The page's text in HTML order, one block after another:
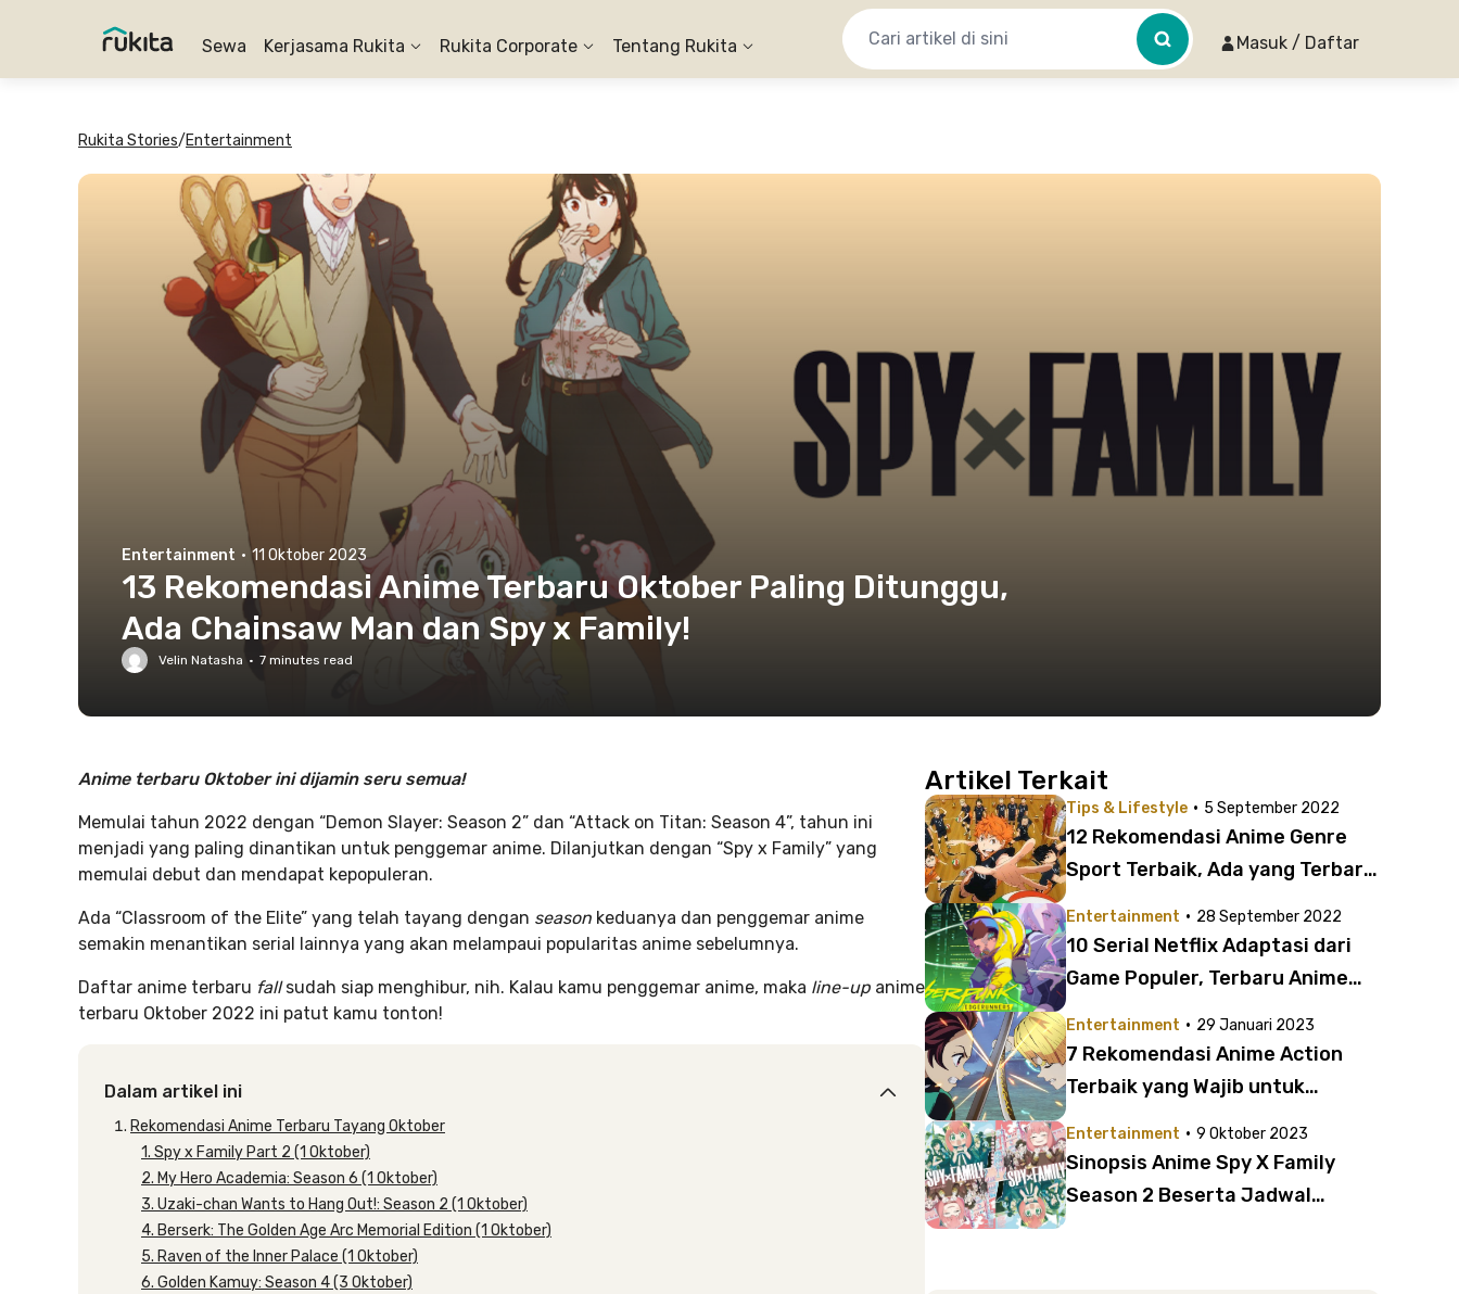
Sewa Kerjasama Rukita Rukita Corporate Tentang Rukita Masuk / Daftar
Rukita Stories/Entertainment
Entertainment · 11 Oktober 2023
13 Rekomendasi Anime Terbaru Oktober Paling Ditunggu,
Ada Chainsaw Man dan Spy x Family!
Velin Natasha · 7 minutes read
Anime terbaru Oktober ini dijamin seru semua!
Memulai tahun 2022 dengan “Demon Slayer: Season 2” dan “Attack on Titan: Season 4”, tahun ini
menjadi yang paling dinantikan untuk penggemar anime. Dilanjutkan dengan “Spy x Family” yang
memulai debut dan mendapat kepopuleran.
Ada “Classroom of the Elite” yang telah tayang dengan season keduanya dan penggemar anime
semakin menantikan serial lainnya yang akan melampaui popularitas anime sebelumnya.
Daftar anime terbaru fallsudah siap menghibur, nih. Kalau kamu penggemar anime, maka line-up anime
terbaru Oktober 2022 ini patut kamu tonton!
Dalam artikel ini
Rekomendasi Anime Terbaru Tayang Oktober
1. Spy x Family Part 2 (1 Oktober)
2. My Hero Academia: Season 6 (1 Oktober)
3. Uzaki-chan Wants to Hang Out!: Season 2 (1 Oktober)
4. Berserk: The Golden Age Arc Memorial Edition (1 Oktober)
5. Raven of the Inner Palace (1 Oktober)
6. Golden Kamuy: Season 4 (3 Oktober)
Artikel Terkait
Tips & Lifestyle · 5 September 2022
12 Rekomendasi Anime Genre
Sport Terbaik, Ada yang Terbaru
Entertainment · 28 September 2022
10 Serial Netflix Adaptasi dari
Game Populer, Terbaru Anime
Entertainment · 29 Januari 2023
7 Rekomendasi Anime Action
Terbaik yang Wajib untuk
Jujutsu Kaisen!
Entertainment · 9 Oktober 2023
Sinopsis Anime Spy X Family
Season 2 Beserta Jadwal